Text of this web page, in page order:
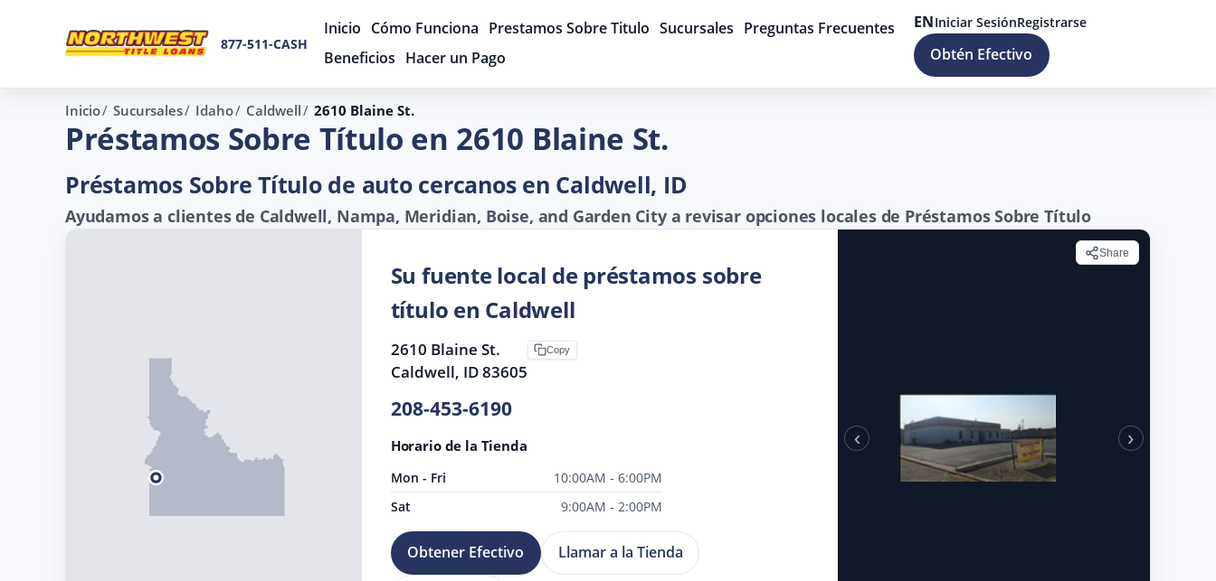
877-511-CASH
Inicio Cómo Funciona Prestamos Sobre Titulo Sucursales Preguntas Frecuentes
Beneficios Hacer un Pago
ENIniciar SesiónRegistrarse
Obtén Efectivo
Inicio Sucursales Idaho Caldwell 2610 Blaine St.
Préstamos Sobre Título en 2610 Blaine St.
Préstamos Sobre Título de auto cercanos en Caldwell, ID
Ayudamos a clientes de Caldwell, Nampa, Meridian, Boise, and Garden City a revisar opciones locales de Préstamos Sobre Título
Share
‹ ›
Su fuente local de préstamos sobre
título en Caldwell
2610 Blaine St.
Caldwell, ID 83605
Copy
208-453-6190
Horario de la Tienda
Mon - Fri
10:00AM - 6:00PM
Sat
9:00AM - 2:00PM
Obtener Efectivo Llamar a la Tienda